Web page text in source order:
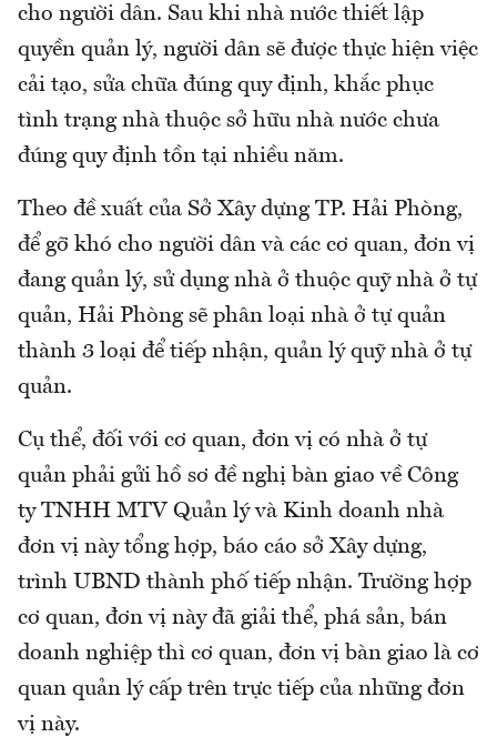
cho người dân. Sau khi nhà nước thiết lập
quyền quản lý, người dân sẽ được thực hiện việc
cải tạo, sửa chữa đúng quy định, khắc phục
tình trạng nhà thuộc sở hữu nhà nước chưa
đúng quy định tồn tại nhiều năm.
Theo đề xuất của Sở Xây dựng TP. Hải Phòng,
để gỡ khó cho người dân và các cơ quan, đơn vị
đang quản lý, sử dụng nhà ở thuộc quỹ nhà ở tự
quản, Hải Phòng sẽ phân loại nhà ở tự quản
thành 3 loại để tiếp nhận, quản lý quỹ nhà ở tự
quản.
Cụ thể, đối với cơ quan, đơn vị có nhà ở tự
quản phải gửi hồ sơ đề nghị bàn giao về Công
ty TNHH MTV Quản lý và Kinh doanh nhà
đơn vị này tổng hợp, báo cáo sở Xây dựng,
trình UBND thành phố tiếp nhận. Trường hợp
cơ quan, đơn vị này đã giải thể, phá sản, bán
doanh nghiệp thì cơ quan, đơn vị bàn giao là cơ
quan quản lý cấp trên trực tiếp của những đơn
vị này.